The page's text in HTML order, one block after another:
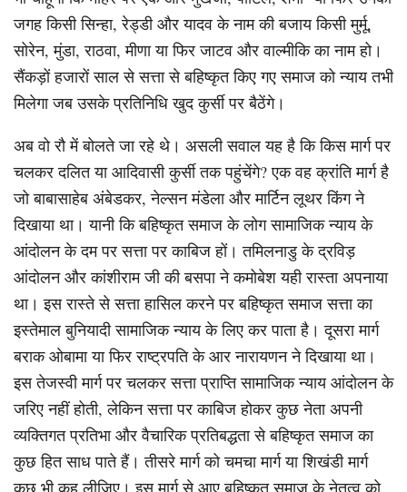
जगह किसी सिन्हा, रेड्डी और यादव के नाम की बजाय किसी मुर्मू,
सोरेन, मुंडा, राठवा, मीणा या फिर जाटव और वाल्मीकि का नाम हो।
सैंकड़ों हजारों साल से सत्ता से बहिष्कृत किए गए समाज को न्याय तभी
मिलेगा जब उसके प्रतिनिधि खुद कुर्सी पर बैठेंगे।
अब वो रौ में बोलते जा रहे थे। असली सवाल यह है कि किस मार्ग पर
चलकर दलित या आदिवासी कुर्सी तक पहुंचेंगे? एक वह क्रांति मार्ग है
जो बाबासाहेब अंबेडकर, नेल्सन मंडेला और मार्टिन लूथर किंग ने
दिखाया था। यानी कि बहिष्कृत समाज के लोग सामाजिक न्याय के
आंदोलन के दम पर सत्ता पर काबिज हों। तमिलनाडु के द्रविड़
आंदोलन और कांशीराम जी की बसपा ने कमोबेश यही रास्ता अपनाया
था। इस रास्ते से सत्ता हासिल करने पर बहिष्कृत समाज सत्ता का
इस्तेमाल बुनियादी सामाजिक न्याय के लिए कर पाता है। दूसरा मार्ग
बराक ओबामा या फिर राष्ट्रपति के आर नारायणन ने दिखाया था।
इस तेजस्वी मार्ग पर चलकर सत्ता प्राप्ति सामाजिक न्याय आंदोलन के
जरिए नहीं होती, लेकिन सत्ता पर काबिज होकर कुछ नेता अपनी
व्यक्तिगत प्रतिभा और वैचारिक प्रतिबद्धता से बहिष्कृत समाज का
कुछ हित साध पाते हैं। तीसरे मार्ग को चमचा मार्ग या शिखंडी मार्ग
कुछ भी कह लीजिए। इस मार्ग से आए बहिष्कृत समाज के नेतृत्व को